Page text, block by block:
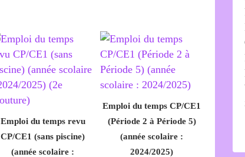
Emploi du temps revu
CP/CE1 (sans piscine)
(année scolaire :
Emploi du temps CP/CE1
(Période 2 à Période 5)
(année scolaire :
2024/2025)